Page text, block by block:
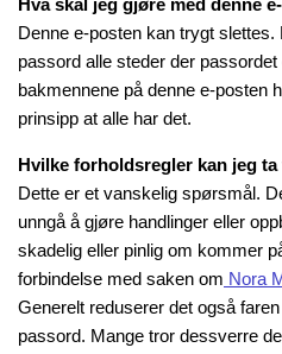
Hva skal jeg gjøre med denne
Denne e-posten kan trygt
passord alle steder der
bakmennene på denne e-posten
prinsipp at alle har det.
Hvilke forholdsregler kan jeg
Dette er et vanskelig spørsmål.
unngå å gjøre handlinger eller
skadelig eller pinlig om kommer
forbindelse med saken om Nora
Generelt reduserer det også
passord. Mange tror dessverre